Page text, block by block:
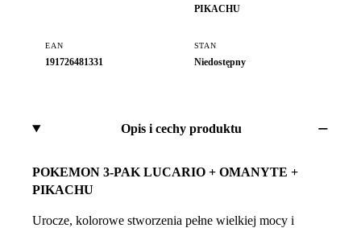
PIKACHU
EAN
191726481331
STAN
Niedostępny
Opis i cechy produktu
POKEMON 3-PAK LUCARIO + OMANYTE +
PIKACHU
Urocze, kolorowe stworzenia pełne wielkiej mocy i